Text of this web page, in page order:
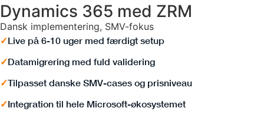
Dynamics 365 med ZRM
Dansk implementering, SMV-fokus
✓Live på 6-10 uger med færdigt setup
✓Datamigrering med fuld validering
✓Tilpasset danske SMV-cases og prisniveau
✓Integration til hele Microsoft-økosystemet